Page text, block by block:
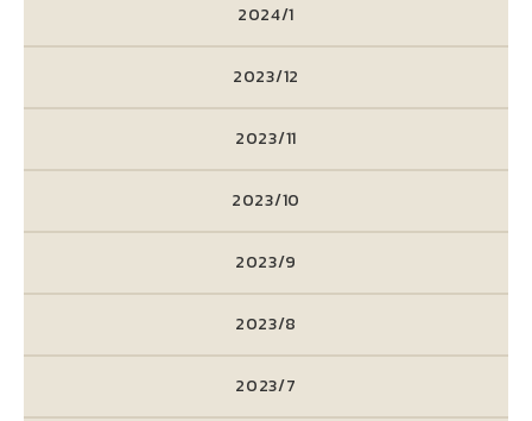
2024/1
2023/12
2023/11
2023/10
2023/9
2023/8
2023/7